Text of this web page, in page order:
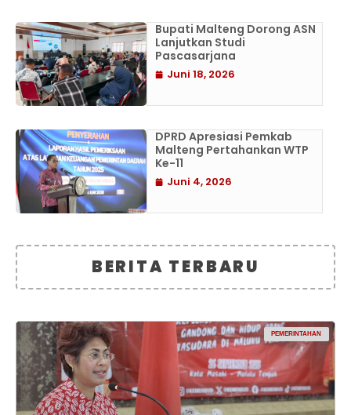
Bupati Malteng Dorong ASN
Lanjutkan Studi
Pascasarjana
Juni 18, 2026
DPRD Apresiasi Pemkab
Malteng Pertahankan WTP
Ke-11
Juni 4, 2026
BERITA TERBARU
PEMERINTAHAN